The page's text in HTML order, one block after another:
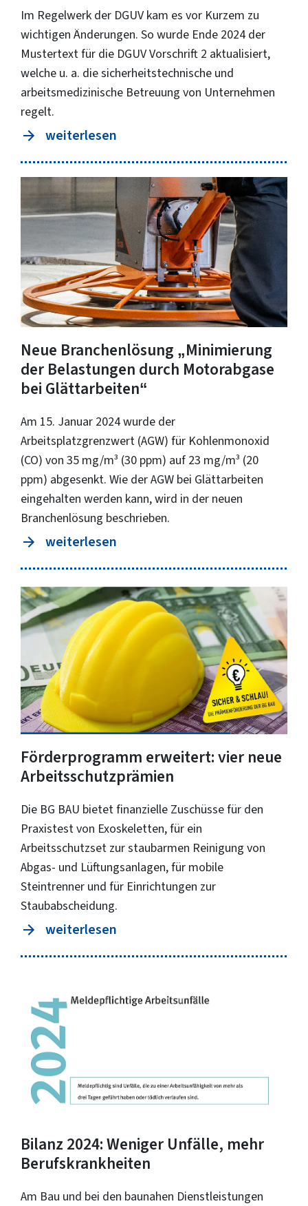
Im Regelwerk der DGUV kam es vor Kurzem zu
wichtigen Änderungen. So wurde Ende 2024 der
Mustertext für die DGUV Vorschrift 2 aktualisiert,
welche u. a. die sicherheitstechnische und
arbeitsmedizinische Betreuung von Unternehmen
regelt.
weiterlesen
Neue Branchenlösung „Minimierung
der Belastungen durch Motorabgase
bei Glättarbeiten“
Am 15. Januar 2024 wurde der
Arbeitsplatzgrenzwert (AGW) für Kohlenmonoxid
(CO) von 35 mg/m³ (30 ppm) auf 23 mg/m³ (20
ppm) abgesenkt. Wie der AGW bei Glättarbeiten
eingehalten werden kann, wird in der neuen
Branchenlösung beschrieben.
weiterlesen
Förderprogramm erweitert: vier neue
Arbeitsschutzprämien
Die BG BAU bietet finanzielle Zuschüsse für den
Praxistest von Exoskeletten, für ein
Arbeitsschutzset zur staubarmen Reinigung von
Abgas- und Lüftungsanlagen, für mobile
Steintrenner und für Einrichtungen zur
Staubabscheidung.
weiterlesen
Bilanz 2024: Weniger Unfälle, mehr
Berufskrankheiten
Am Bau und bei den baunahen Dienstleistungen